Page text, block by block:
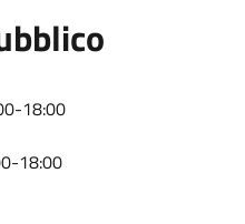
18:00
18:00